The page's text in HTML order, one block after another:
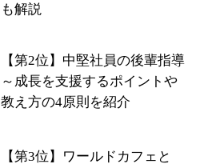
も解説
【第2位】中堅社員の後輩指導
～成長を支援するポイントや
教え方の4原則を紹介
【第3位】ワールドカフェと